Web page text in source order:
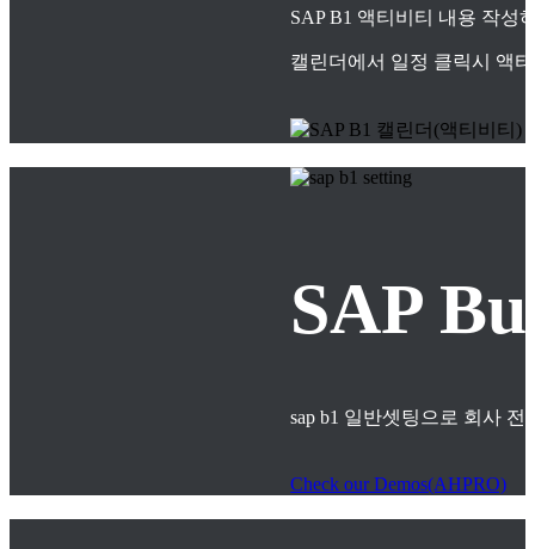
SAP B1 액티비티 내용 작성
캘린더에서 일정 클릭시 액
SAP
sap b1 일반셋팅으로 회사
Check our Demos(AHPRO)